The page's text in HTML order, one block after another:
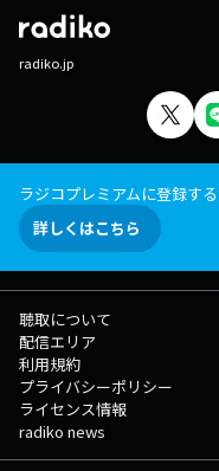
radiko.jp
ラジコプレミアムに登録す
詳しくはこちら
聴取について
配信エリア
利用規約
プライバシーポリシー
ライセンス情報
radiko news